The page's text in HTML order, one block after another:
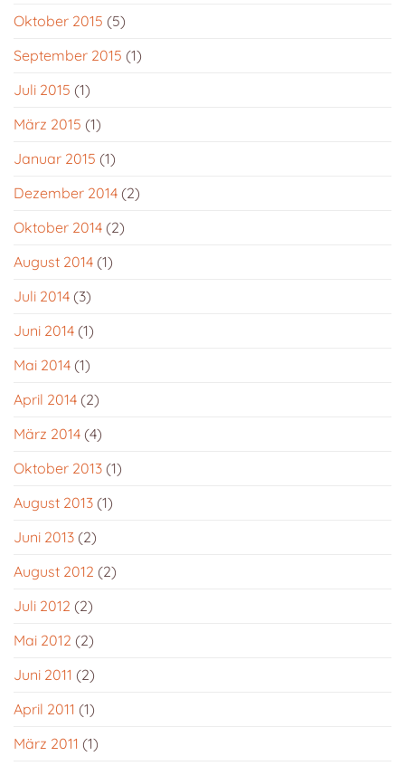
Oktober 2015 (5)
September 2015 (1)
Juli 2015 (1)
März 2015 (1)
Januar 2015 (1)
Dezember 2014 (2)
Oktober 2014 (2)
August 2014 (1)
Juli 2014 (3)
Juni 2014 (1)
Mai 2014 (1)
April 2014 (2)
März 2014 (4)
Oktober 2013 (1)
August 2013 (1)
Juni 2013 (2)
August 2012 (2)
Juli 2012 (2)
Mai 2012 (2)
Juni 2011 (2)
April 2011 (1)
März 2011 (1)